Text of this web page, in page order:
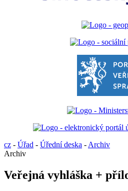
cz - Úřad - Úřední deska - Archiv
Archiv
Veřejná vyhláška +